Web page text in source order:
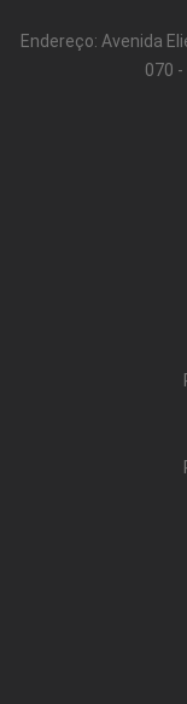
Endereço: Avenida
070 -